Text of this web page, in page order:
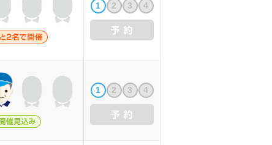
1 2 3 4
1 2 3 4